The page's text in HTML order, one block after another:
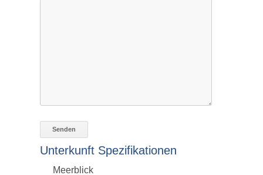
Unterkunft Spezifikationen
Meerblick